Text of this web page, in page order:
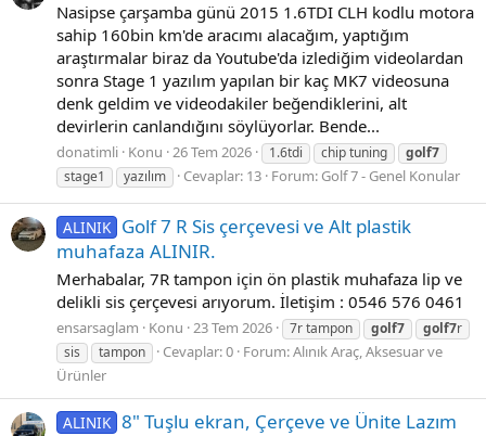
Nasipse çarşamba günü 2015 1.6TDI CLH kodlu motora
sahip 160bin km'de aracımı alacağım, yaptığım
araştırmalar biraz da Youtube'da izlediğim videolardan
sonra Stage 1 yazılım yapılan bir kaç MK7 videosuna
denk geldim ve videodakiler beğendiklerini, alt
devirlerin canlandığını söylüyorlar. Bende...
donatimli Konu 26 Tem 2026 1.6tdi chip tuning
golf7
stage1
yazılım Cevaplar: 13 Forum: Golf 7 - Genel Konular
ALINIK Golf 7 R Sis çerçevesi ve Alt plastik
muhafaza ALINIR.
Merhabalar, 7R tampon için ön plastik muhafaza lip ve
delikli sis çerçevesi arıyorum. İletişim : 0546 576 0461
ensarsaglam Konu 23 Tem 2026 7r tampon golf7 golf7r
sis
tampon Cevaplar: 0 Forum:Alınık Araç, Aksesuar ve
Ürünler
ALINIK 8" Tuşlu ekran, Çerçeve ve Ünite Lazım